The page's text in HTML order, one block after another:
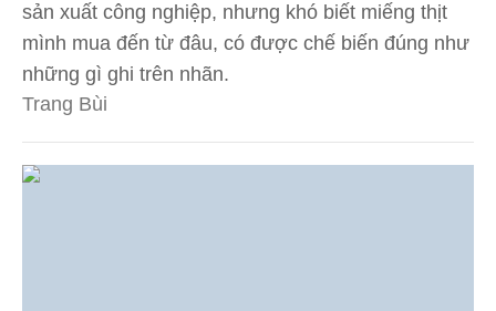
sản xuất công nghiệp, nhưng khó biết miếng thịt
mình mua đến từ đâu, có được chế biến đúng như
những gì ghi trên nhãn.
Trang Bùi